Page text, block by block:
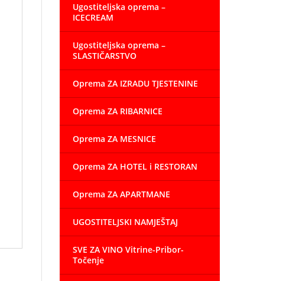
Ugostiteljska oprema –
ICECREAM
Ugostiteljska oprema –
SLASTIČARSTVO
Oprema ZA IZRADU TJESTENINE
Oprema ZA RIBARNICE
Oprema ZA MESNICE
Oprema ZA HOTEL i RESTORAN
Oprema ZA APARTMANE
UGOSTITELJSKI NAMJEŠTAJ
SVE ZA VINO Vitrine-Pribor-
Točenje